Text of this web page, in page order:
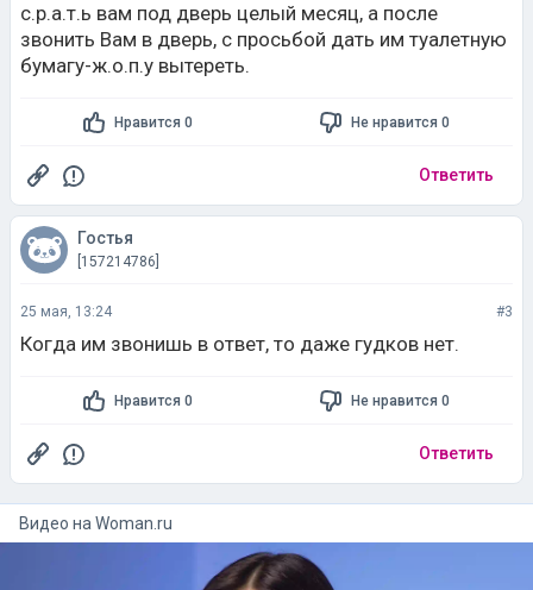
с.р.а.т.ь вам под дверь целый месяц, а после
звонить Вам в дверь, с просьбой дать им туалетную
бумагу-ж.о.п.у вытереть.
Нравится 0 Не нравится 0
Ответить
Гостья
[157214786]
25 мая, 13:24 #3
Когда им звонишь в ответ, то даже гудков нет.
Нравится 0 Не нравится 0
Ответить
Видео на woman.ru